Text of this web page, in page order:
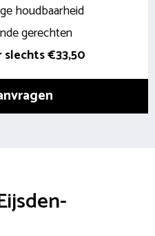
houdbaarheid
gerechten
€33,50